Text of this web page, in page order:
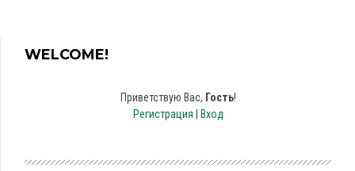
WELCOME!
Приветствую Вас, Гость!
Регистрация
Вход